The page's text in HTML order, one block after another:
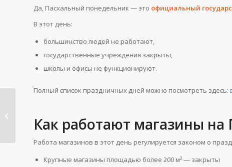
Да, Пасхальный понедельник — это официальный
В этот день:
большинство людей не работают,
государственные учреждения закрыты,
школы и офисы не функционируют.
Полный список праздничных дней можно посмотреть здесь:
Как работают магазины
Работа магазинов в этот день регулируется законом о
Крупные магазины площадью более 200 м² — закрыты
в Чехии:...